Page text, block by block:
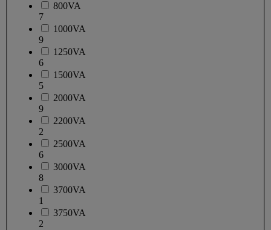
800VA
7
1000VA
9
1250VA
6
1500VA
5
2000VA
9
2200VA
2
2500VA
6
3000VA
8
3700VA
1
3750VA
2